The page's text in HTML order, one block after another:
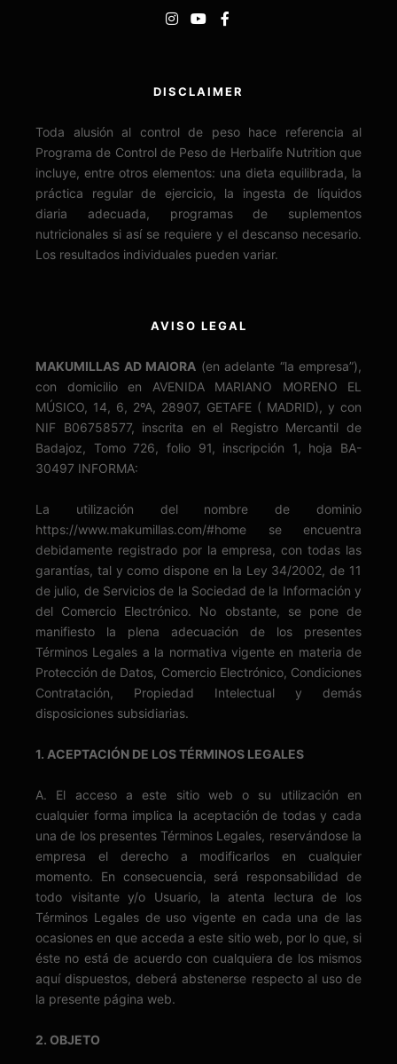
DISCLAIMER
Toda alusión al control de peso hace referencia al
Programa de Control de Peso de Herbalife Nutrition que
incluye, entre otros elementos: una dieta equilibrada, la
práctica regular de ejercicio, la ingesta de líquidos
diaria adecuada, programas de suplementos
nutricionales si así se requiere y el descanso necesario.
Los resultados individuales pueden variar.
AVISO LEGAL
MAKUMILLAS AD MAIORA (en adelante “la empresa”),
con domicilio en AVENIDA MARIANO MORENO EL
MÚSICO, 14, 6, 2ºA, 28907, GETAFE ( MADRID), y con
NIF B06758577, inscrita en el Registro Mercantil de
Badajoz, Tomo 726, folio 91, inscripción 1, hoja BA-
30497 INFORMA:
La utilización del nombre de dominio
https://www.makumillas.com/#home se encuentra
debidamente registrado por la empresa, con todas las
garantías, tal y como dispone en la Ley 34/2002, de 11
de julio, de Servicios de la Sociedad de la Información y
del Comercio Electrónico. No obstante, se pone de
manifiesto la plena adecuación de los presentes
Términos Legales a la normativa vigente en materia de
Protección de Datos, Comercio Electrónico, Condiciones
Contratación, Propiedad Intelectual y demás
disposiciones subsidiarias.
1. ACEPTACIÓN DE LOS TÉRMINOS LEGALES
A. El acceso a este sitio web o su utilización en
cualquier forma implica la aceptación de todas y cada
una de los presentes Términos Legales, reservándose la
empresa el derecho a modificarlos en cualquier
momento. En consecuencia, será responsabilidad de
todo visitante y/o Usuario, la atenta lectura de los
Términos Legales de uso vigente en cada una de las
ocasiones en que acceda a este sitio web, por lo que, si
éste no está de acuerdo con cualquiera de los mismos
aquí dispuestos, deberá abstenerse respecto al uso de
la presente página web.
2. OBJETO